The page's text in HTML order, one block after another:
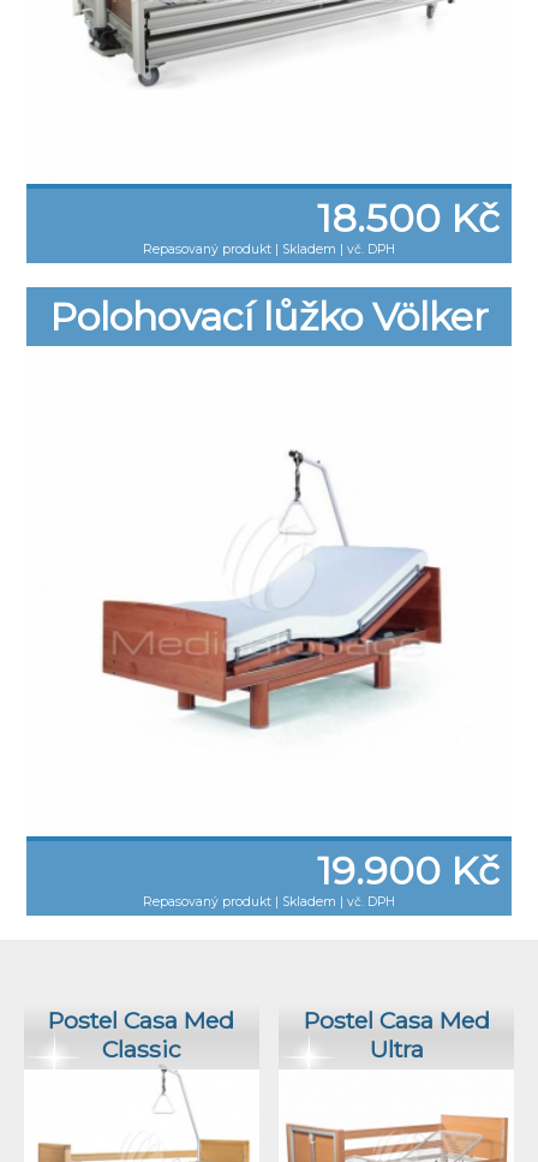
18.500 Kč
Repasovaný produkt Skladem | vč. DPH
Polohovací lůžko Völker
19.900 Kč
Repasovaný produkt Skladem | vč. DPH
Postel Casa Med
Classic
Postel Casa Med
Ultra